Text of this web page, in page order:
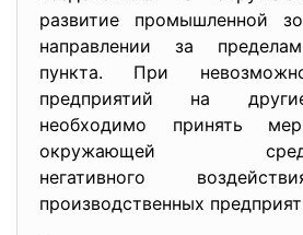
развитие промышленной
направлении за
пункта. При
предприятий на
необходимо принять
окружающей
негативного
производственных